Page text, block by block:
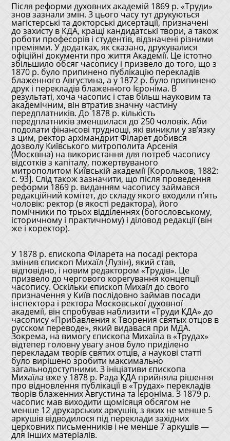
Після реформи духовних академій 1869 р. «Труди»
знов зазнали змін. З цього часу тут друкуються
магістерські та докторські дисертації, призначені
до захисту в КДА, кращі кандидатські твори, а також
роботи професорів і студентів, відзначені різними
преміями. У додатках, як сказано, друкувалися
офіційні документи про життя Академії. Це істотно
збільшило обсяг часопису і призвело до того, що з
1870 р. було припинено публікацію перекладів
блаженного Августина, а у 1872 р. було припинено
друк і перекладів блаженного Ієроніма. В
результаті, хоча часопис і став більш науковим та
академічним, він втратив значну частину
передплатників. До 1878 р. кількість
передплатників зменшилася до 250 чоловік. Аби
подолати фінансові труднощі, які виникли у зв’язку
з цим, ректор архімандрит Філарет добився
дозволу Київського митрополита Арсенія
(Москвіна) на використання для потреб часопису
відсотків з капіталу, пожертвуваного
митрополитом Київській академії [Корольков, 1882:
с. 93]. Слід також зазначити, що після проведення
реформи 1869 р. виданням часопису займався
редакційний комітет, до складу якого входили п’ять
чоловік: ректор (в якості редактора), його
помічники по трьох відділеннях (богословському,
історичному і практичному) і діловод редакції (він
же і коректор).
У 1878 р. єпископа Філарета на посаді ректора
змінив єпископ Михаїл (Лузін), який став,
відповідно, і новим редактором «Трудів». Це
призвело до чергового корегування концепції
часопису. Оскільки єпископ Михаїл до свого
призначення у Київ послідовно займав посади
інспектора і ректора Московської духовної
академії, він спробував наблизити «Труди КДА» до
часопису «Прибавления к Творения святых отцов в
русском переводе», який видавася при МДА.
Зокрема, на вимогу єпископа Михаїла в «Трудах»
відтепер головну увагу знов було приділено
перекладам творів святих отців, а наукові статті
було вирішено зробити максимально
загальнодоступними. З ініціативи єпископа
Михаїла вже у 1878 р. Рада КДА прийняла рішення
про відновлення публікації в «Трудах» перекладів
творів блаженних Августина та Ієроніма. З 1879 р.
часопис мав виходити щомісяця обсягом не
менше 12 друкарських аркушів, з яких не менше 5
аркушів відводилося під переклади західних
церковних письменників і не менше 7 аркушів —
для інших матеріалів.